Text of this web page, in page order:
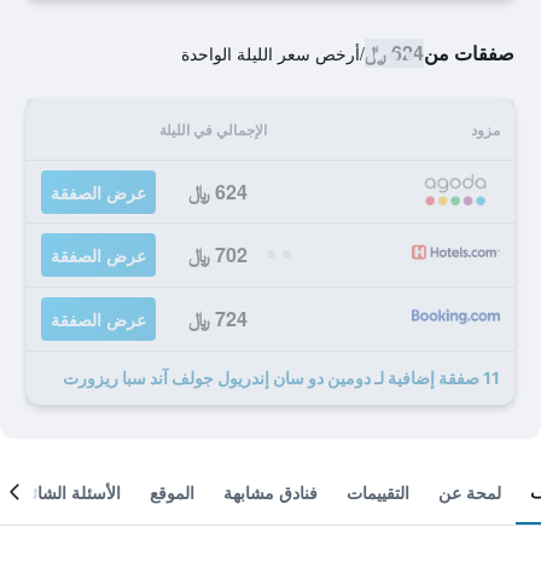
صفقات من624 ﷼ /أرخص سعر الليلة الواحدة
مزود الإجمالي في الليلة
624 ﷼ عرض الصفقة
702 ﷼ عرض الصفقة
724 ﷼ عرض الصفقة
11 صفقة إضافية لـ دومين دو سان إندريول جولف آند سبا ريزورت
لمحة عن التقييمات فنادق مشابهة الموقع الأسئلة الشائعة